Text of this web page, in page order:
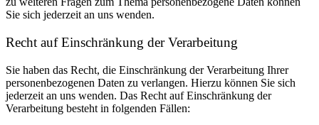
Sie sich jederzeit an uns wenden.
Recht auf Einschränkung der Verarbeitung
Sie haben das Recht, die Einschränkung der Verarbeitung Ihrer
personenbezogenen Daten zu verlangen. Hierzu können Sie sich
jederzeit an uns wenden. Das Recht auf Einschränkung der
Verarbeitung besteht in folgenden Fällen: